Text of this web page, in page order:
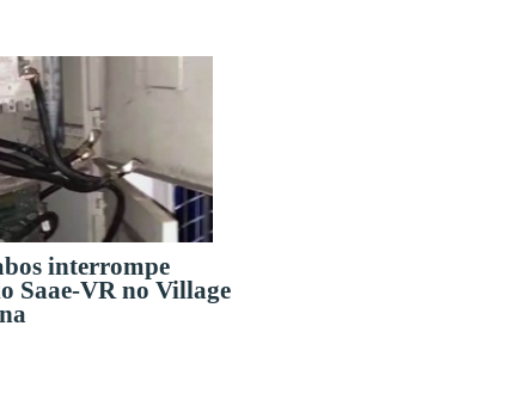
interrompe
Saae-VR no Village